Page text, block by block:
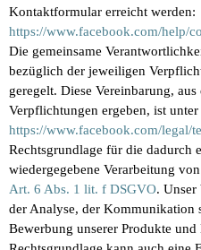
Kontaktformular erreicht werden:
https://www.facebook.com/help/
Die gemeinsame
bezüglich der jeweiligen
geregelt. Diese Vereinbarung,
Verpflichtungen ergeben, ist
https://www.facebook.com/legal/
Rechtsgrundlage für die dadurch
wiedergegebene Verarbeitung
Art. 6 Abs. 1 lit. f DSGVO. Unser
der Analyse, der Kommunikation
Bewerbung unserer Produkte und